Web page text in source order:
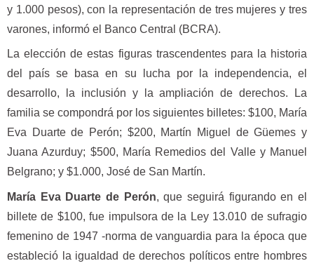
y 1.000 pesos), con la representación de tres mujeres y tres
varones, informó el Banco Central (BCRA).
La elección de estas figuras trascendentes para la historia
del país se basa en su lucha por la independencia, el
desarrollo, la inclusión y la ampliación de derechos. La
familia se compondrá por los siguientes billetes: $100, María
Eva Duarte de Perón; $200, Martín Miguel de Güemes y
Juana Azurduy; $500, María Remedios del Valle y Manuel
Belgrano; y $1.000, José de San Martín.
María Eva Duarte de Perón, que seguirá figurando en el
billete de $100, fue impulsora de la Ley 13.010 de sufragio
femenino de 1947 -norma de vanguardia para la época que
estableció la igualdad de derechos políticos entre hombres